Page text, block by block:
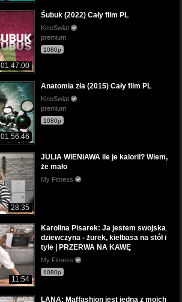
01:47:00
Śubuk (2022) Cały film PL
KinoSwiat
premium
1080p
01:56:46
Anatomia zła (2015) Cały film PL
KinoSwiat
premium
1080p
28:35
JULIA WIENIAWA ile je kalorii? Wiem,
że mało
My Fitness
11:54
Karolina Pisarek: Ja jestem swojska
dziewczyna - żurek, kiełbasa na stół i
tyle | PRZERWA NA KAWĘ
My Fitness
1080p
LANA: Maffashion jest jedną z moich